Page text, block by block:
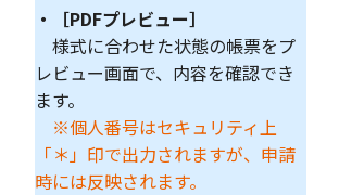
・［PDFプレビュー］
様式に合わせた状態の帳票をプ
レビュー画面で、内容を確認でき
ます。
※個人番号はセキュリティ上
「＊」 印で出力されますが、申請
時には反映されます。